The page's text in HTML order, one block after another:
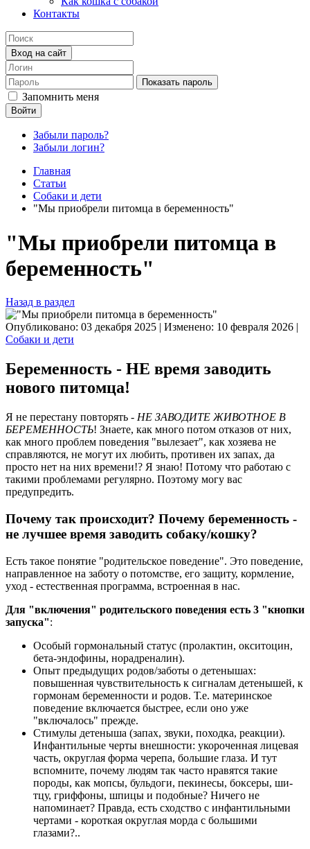
Контакты
Вход на сайт
Показать пароль
Запомнить меня
Войти
Забыли пароль?
Забыли логин?
Главная
Статьи
Собаки и дети
"Мы приобрели питомца в беременность"
"Мы приобрели питомца в
беременность"
Назад в раздел
Опубликовано: 03 декабря 2025 | Изменено: 10 февраля 2026 |
Собаки и дети
Беременность - НЕ время заводить
нового питомца!
Я не перестану повторять - НЕ ЗАВОДИТЕ ЖИВОТНОЕ В
БЕРЕМЕННОСТЬ! Знаете, как много потом отказов от них,
как много проблем поведения "вылезает", как хозяева не
справляются, не могут их любить, противен их запах, да
просто нет на них времени!? Я знаю! Потому что работаю с
такими проблемами регулярно. Поэтому могу вас
предупредить.
Почему так происходит? Почему беременность -
не лучшее время заводить собаку/кошку?
Есть такое понятие "родительское поведение". Это поведение,
направленное на заботу о потомстве, его защиту, кормление,
уход - естественная программа, встроенная в нас.
Для "включения" родительского поведения есть 3 "кнопки
запуска":
Особый гормональный статус (пролактин, окситоцин,
бета-эндофины, норадреналин).
Опыт предыдущих родов/заботы о детенышах:
повышенная чувствительность к сигналам детенышей, к
гормонам беременности и родов. Т.е. материнское
поведение включается быстрее, если оно уже
"включалось" прежде.
Стимулы детеныша (запах, звуки, походка, реакции).
Инфантильные черты внешности: укороченная лицевая
часть, округлая форма черепа, большие глаза. И тут
вспомните, почему людям так часто нравятся такие
породы, как мопсы, бульдоги, пекинесы, боксеры, ши-
тцу, гриффоны, шпицы и подобные? Ничего не
напоминает? Правда, есть сходство с инфантильными
чертами - короткая округлая морда с большими
глазами?..